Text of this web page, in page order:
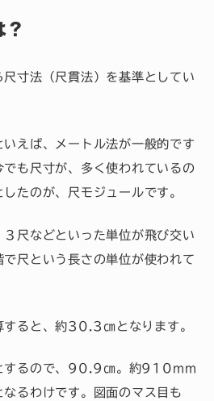
？
尺寸法（尺貫法）を基準としてい
えば、メートル法が一般的です
も尺寸が、多く使われているの
たのが、尺モジュールです。
尺などといった単位が飛び交い
尺という長さの単位が使われて
すると、約30.3㎝となります。
するので、90.9㎝。約910mm
るわけです。図面のマス目も